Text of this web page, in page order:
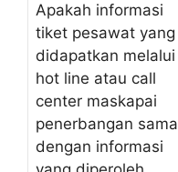
Apakah informasi
tiket pesawat yang
didapatkan melalui
hot line atau call
center maskapai
penerbangan sama
dengan informasi